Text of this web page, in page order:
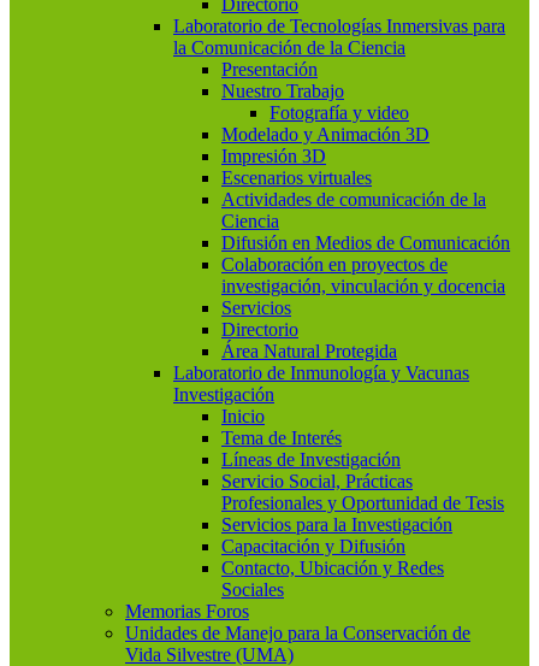
Directorio
Laboratorio de Tecnologías Inmersivas para
la Comunicación de la Ciencia
Presentación
Nuestro Trabajo
Fotografía y video
Modelado y Animación 3D
Impresión 3D
Escenarios virtuales
Actividades de comunicación de la
Ciencia
Difusión en Medios de Comunicación
Colaboración en proyectos de
investigación, vinculación y docencia
Servicios
Directorio
Área Natural Protegida
Laboratorio de Inmunología y Vacunas
Investigación
Inicio
Tema de Interés
Líneas de Investigación
Servicio Social, Prácticas
Profesionales y Oportunidad de Tesis
Servicios para la Investigación
Capacitación y Difusión
Contacto, Ubicación y Redes
Sociales
Memorias Foros
Unidades de Manejo para la Conservación de
Vida Silvestre (UMA)